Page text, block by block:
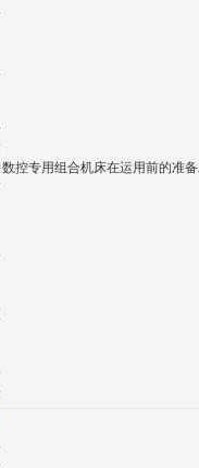
数控专用组合机床在运用前的准